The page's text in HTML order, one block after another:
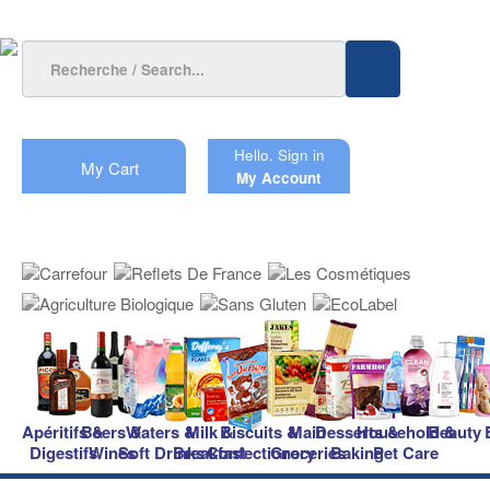
My Cart
Hello. Sign in
My Account
Apéritifs &
Digestifs
Beers &
Wines
Waters &
Soft Drinks
Milk &
Breakfast
Biscuits &
Confectionery
Main
Groceries
Desserts &
Baking
Household &
Pet Care
Beauty